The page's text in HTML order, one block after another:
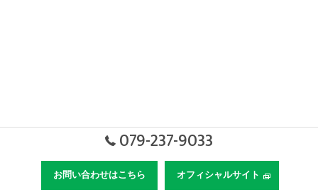
079-237-9033
お問い合わせはこちら オフィシャルサイト